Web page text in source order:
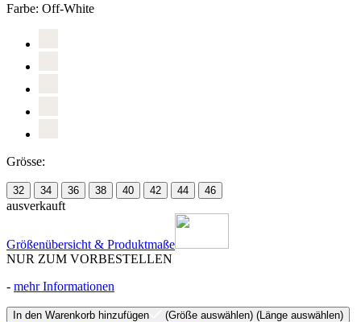
Farbe: Off-White
Grösse:
32 34 36 38 40 42 44 46
ausverkauft
Größenübersicht & Produktmaße
NUR ZUM VORBESTELLEN
- mehr Informationen
In den Warenkorb hinzufügen (Größe auswählen) (Länge auswählen)